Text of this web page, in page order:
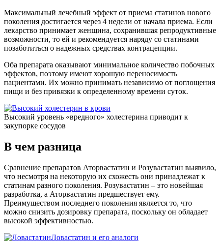
Максимальный лечебный эффект от приема статинов нового
поколения достигается через 4 недели от начала приема. Если
лекарство принимает женщина, сохранившая репродуктивные
возможности, то ей и рекомендуется наряду со статинами
позаботиться о надежных средствах контрацепции.
Оба препарата оказывают минимальное количество побочных
эффектов, поэтому имеют хорошую переносимость
пациентами. Их можно принимать независимо от поглощения
пищи и без привязки к определенному времени суток.
Высокий уровень «вредного» холестерина приводит к
закупорке сосудов
В чем разница
Сравнение препаратов Аторвастатин и Розувастатин выявило,
что несмотря на некоторую их схожесть они принадлежат к
статинам разного поколения. Розувастатин – это новейшая
разработка, а Аторвастатин предшествует ему.
Преимуществом последнего поколения является то, что
можно снизить дозировку препарата, поскольку он обладает
высокой эффективностью.
Ловастатин и его аналоги